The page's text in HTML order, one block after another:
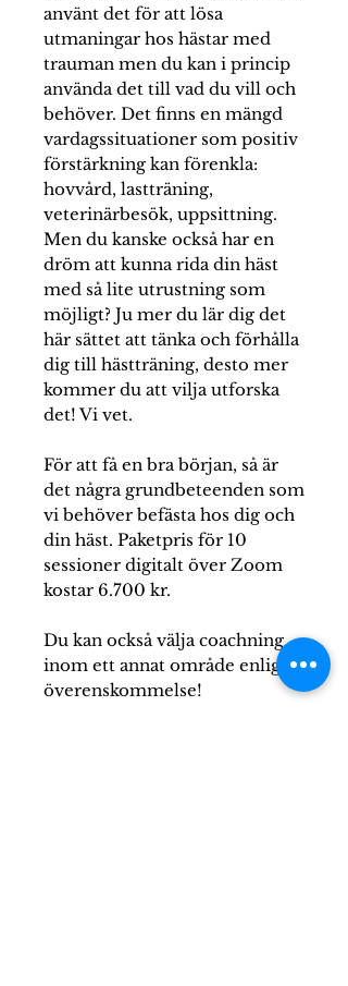
använt det för att lösa
utmaningar hos hästar med
trauman men du kan i princip
använda det till vad du vill och
behöver. Det finns en mängd
vardagssituationer som positiv
förstärkning kan förenkla:
hovvård, lastträning,
veterinärbesök, uppsittning.
Men du kanske också har en
dröm att kunna rida din häst
med så lite utrustning som
möjligt? Ju mer du lär dig det
här sättet att tänka och förhålla
dig till hästträning, desto mer
kommer du att vilja utforska
det! Vi vet.
För att få en bra början, så är
det några grundbeteenden som
vi behöver befästa hos dig och
din häst. Paketpris för 10
sessioner digitalt över Zoom
kostar 6.700 kr.
Du kan också välja coachning
inom ett annat område enligt
överenskommelse!